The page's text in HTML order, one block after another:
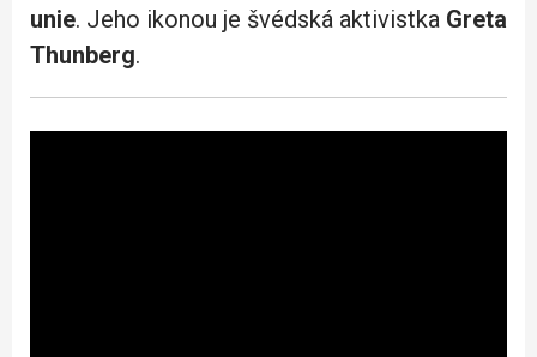
unie. Jeho ikonou je švédská aktivistka Greta
Thunberg.